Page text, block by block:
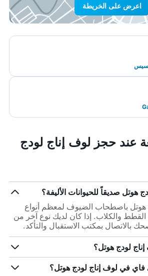
اعرض على الخريطة
عند حجز لوف إناج لودج
هوتل صديقاً للحيوانات الأليفة؟
هوتل باصطحاب الضيوف لمعظم أنواع
القطط والكلاب. إذا كان لديك نوع آخر من
بالاتصال بمكتب الاستقبال والتأكد.
لودج هوتل؟
فاي في لوف إناج لودج هوتل؟